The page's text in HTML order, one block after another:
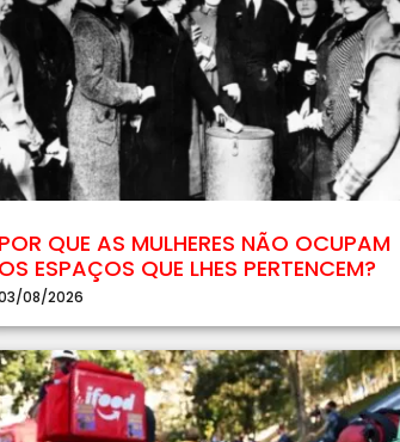
POR QUE AS MULHERES NÃO OCUPAM
OS ESPAÇOS QUE LHES PERTENCEM?
08/2026